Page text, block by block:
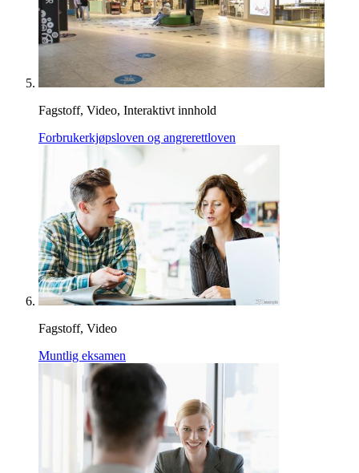
Fagstoff, Video, Interaktivt innhold
Forbrukerkjøpsloven og angrerettloven
Fagstoff, Video
Muntlig eksamen